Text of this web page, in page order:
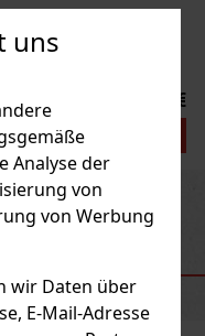
uns
Analyse der
von
von Werbung
wir Daten über
E-Mail-Adresse
12.90 €
Next